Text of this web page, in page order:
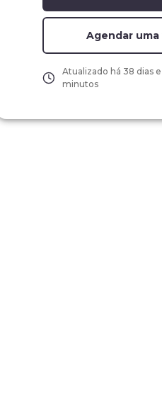
Agendar uma
Atualizado há 38 dias
minutos